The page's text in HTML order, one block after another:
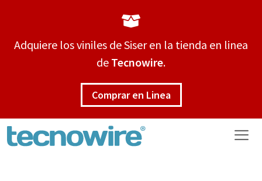
contenido
Adquiere los viniles de Siser en la tienda en linea
de Tecnowire.
Comprar en Linea